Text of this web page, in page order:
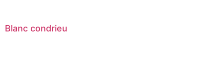
Blanc condrieu